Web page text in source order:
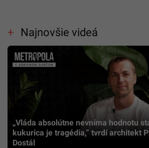
Najnovšie videá
„Vláda absolútne nevníma hodnotu
kukurica je tragédia,” tvrdí architekt
Dostál